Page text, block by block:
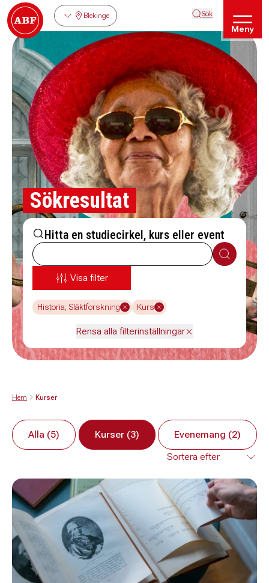
Blekinge Sök
Meny
Sökresultat
Hitta en studiecirkel, kurs eller event
Sök
Visa filter
Historia, Släktforskning Kurs
Rensa alla filterinställningar
Hem Kurser
Alla (5) Kurser (3) Evenemang (2)